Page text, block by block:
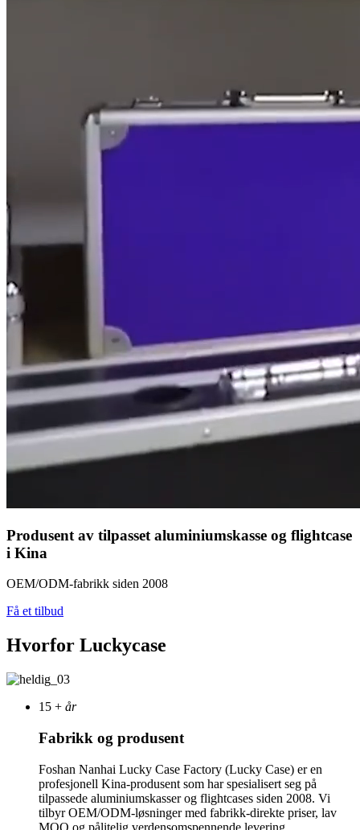
Produsent av tilpasset aluminiumskasse og flightcase
i Kina
OEM/ODM-fabrikk siden 2008
Få et tilbud
Hvorfor Luckycase
15 + år
Fabrikk og produsent
Foshan Nanhai Lucky Case Factory (Lucky Case) er en
profesjonell Kina-produsent som har spesialisert seg på
tilpassede aluminiumskasser og flightcases siden 2008. Vi
tilbyr OEM/ODM-løsninger med fabrikk-direkte priser, lav
MOQ og pålitelig verdensomspennende levering.